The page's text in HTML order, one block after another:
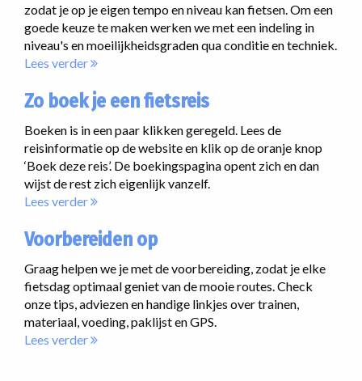
zodat je op je eigen tempo en niveau kan fietsen. Om een
goede keuze te maken werken we met een indeling in
niveau's en moeilijkheidsgraden qua conditie en techniek.
Lees verder
Zo boek je een fietsreis
Boeken is in een paar klikken geregeld. Lees de
reisinformatie op de website en klik op de oranje knop
‘Boek deze reis’. De boekingspagina opent zich en dan
wijst de rest zich eigenlijk vanzelf.
Lees verder
Voorbereiden op
Graag helpen we je met de voorbereiding, zodat je elke
fietsdag optimaal geniet van de mooie routes. Check
onze tips, adviezen en handige linkjes over trainen,
materiaal, voeding, paklijst en GPS.
Lees verder